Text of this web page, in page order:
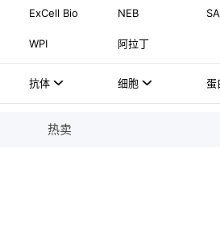
ExCell Bio NEB
WPI 阿拉丁
抗体 细胞 蛋
热卖